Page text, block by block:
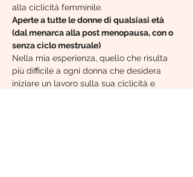
alla ciclicità femminile.
Aperte a tutte le donne di qualsiasi età
(dal menarca alla post menopausa, con o
senza ciclo mestruale)
Nella mia esperienza, quello che risulta
più difficile a ogni donna che desidera
iniziare un lavoro sulla sua ciclicità e